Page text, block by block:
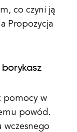
co czyni ją
Propozycja
pomocy w
powód.
wczesnego